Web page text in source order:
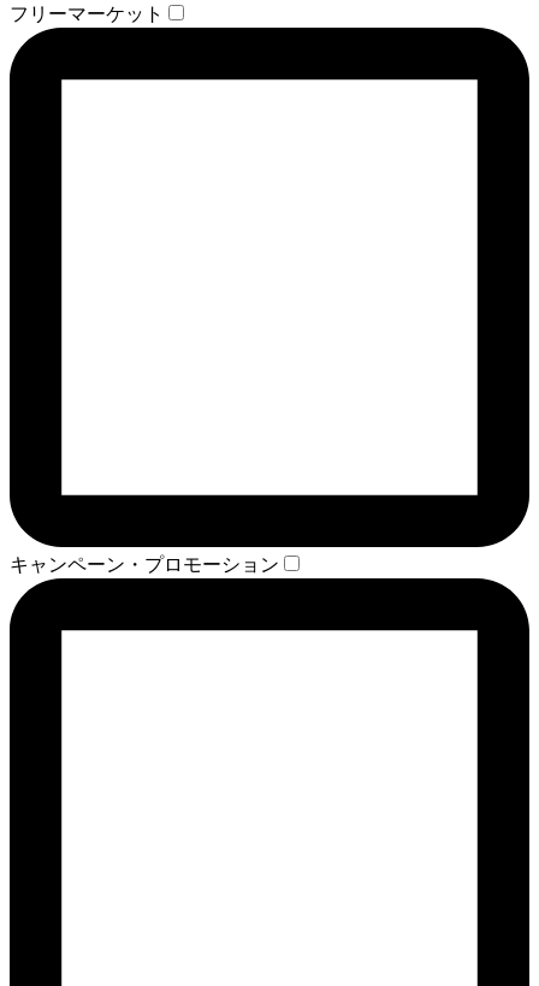
フリーマーケット
キャンペーン・プロモーション